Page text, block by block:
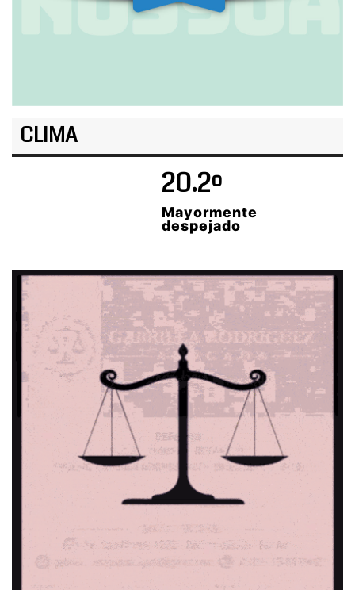
CLIMA
20.2º
Mayormente
despejado